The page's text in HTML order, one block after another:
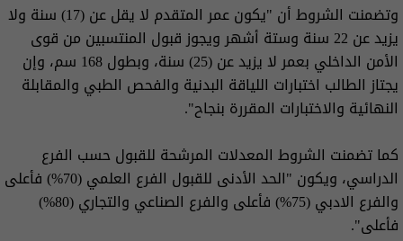
وتضمنت الشروط أن "يكون عمر المتقدم لا يقل عن (17) سنة ولا
يزيد عن 22 سنة وستة أشهر ويجوز قبول المنتسبين من قوى
الأمن الداخلي بعمر لا يزيد عن (25) سنة، وبطول 168 سم، وإن
يجتاز الطالب اختبارات اللياقة البدنية والفحص الطبي والمقابلة
النهائية والاختبارات المقررة بنجاح".
كما تضمنت الشروط المعدلات المرشحة للقبول حسب الفرع
الدراسي، ويكون "الحد الأدنى للقبول الفرع العلمي (70%) فأعلى
والفرع الادبي (75%) فأعلى والفرع الصناعي والتجاري (80%)
فأعلى".